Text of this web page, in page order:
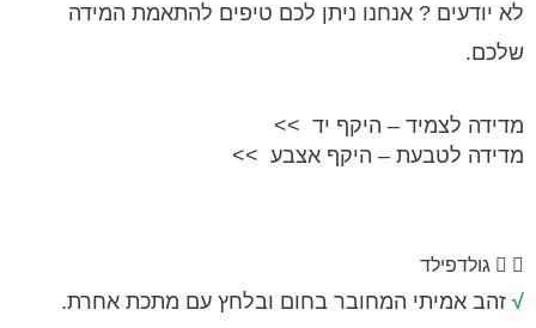
? אנחנו ניתן לכם טיפים להתאמת המידה
לצמיד – היקף יד >>
לטבעת – היקף אצבע >>
המחובר בחום ובלחץ עם מתכת אחרת.